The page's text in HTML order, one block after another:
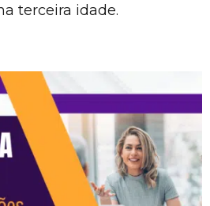
terceira idade.